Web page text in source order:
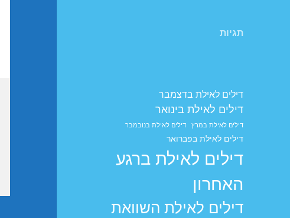
תגיות
דילים לאילת בדצמבר
דילים לאילת בינואר
דילים לאילת במרץ דילים לאילת בנובמבר
דילים לאילת בפברואר
דילים לאילת ברגע
האחרון
דילים לאילת השוואת